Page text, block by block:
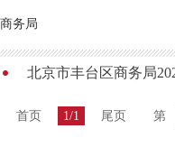
商务局
北京市丰台区商务局
首页 1/1 尾页 第